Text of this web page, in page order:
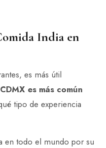
India en
es más útil
es más común
tipo de experiencia
en todo el mundo por su